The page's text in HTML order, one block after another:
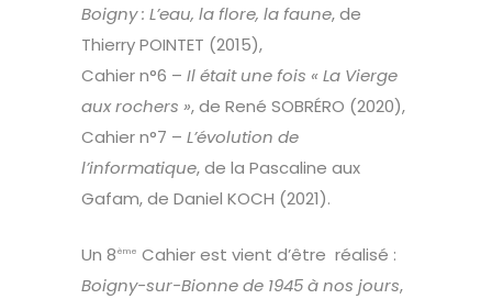
Boigny : L’eau, la flore, la faune, de
Thierry POINTET (2015),
Cahier n°6 – Il était une fois « La Vierge
aux rochers », de René SOBRÉRO (2020),
Cahier n°7 – L’évolution de
l’informatique, de la Pascaline aux
Gafam, de Daniel KOCH (2021).
Un 8ème Cahier est vient d’être réalisé :
Boigny-sur-Bionne de 1945 à nos jours,